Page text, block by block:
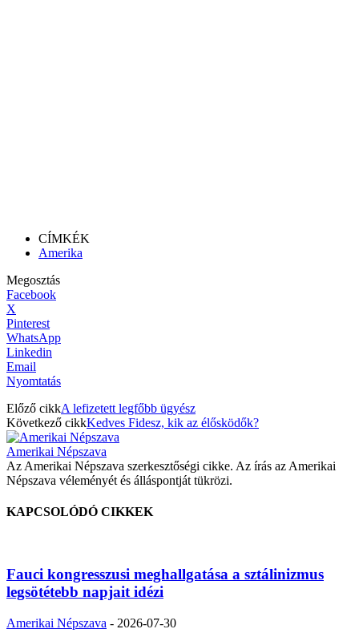
CÍMKÉK
Amerika
Megosztás
Facebook
X
Pinterest
WhatsApp
Linkedin
Email
Nyomtatás
Előző cikkA lefizetett legfőbb ügyész
Következő cikkKedves Fidesz, kik az élősködők?
Amerikai Népszava
Az Amerikai Népszava szerkesztőségi cikke. Az írás az Amerikai
Népszava véleményét és álláspontját tükrözi.
KAPCSOLÓDÓ CIKKEK
Fauci kongresszusi meghallgatása a sztálinizmus
legsötétebb napjait idézi
Amerikai Népszava - 2026-07-30